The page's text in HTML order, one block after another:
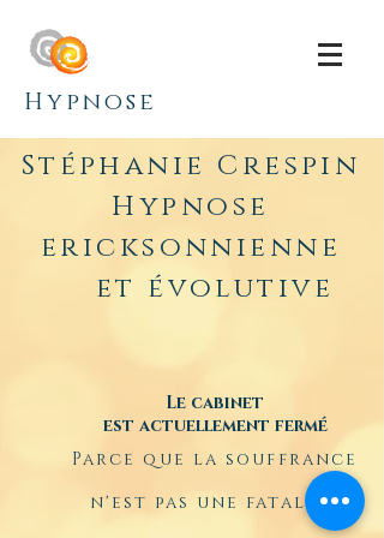
Hypnose
Stéphanie Crespin
Hypnose
ericksonnienne
et évolutive
Le cabinet
est actuellement fermé
Parce que la souffrance
n'est pas une fatalité